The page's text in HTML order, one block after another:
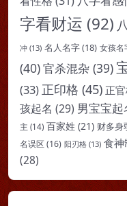
字看财运 (92)
冲 (13) 名人名字(18) 女孩名
(40)官杀混杂 (39)
(33) 正印格 (45) 正
孩起名 (29) 男宝宝起
主 (14) 百家姓 (21) 财多身
名误区 (16) 阳刃格 (13) 食神
(28)